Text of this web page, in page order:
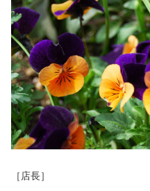
［店長］